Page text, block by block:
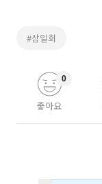
#삼일회
좋아요
0